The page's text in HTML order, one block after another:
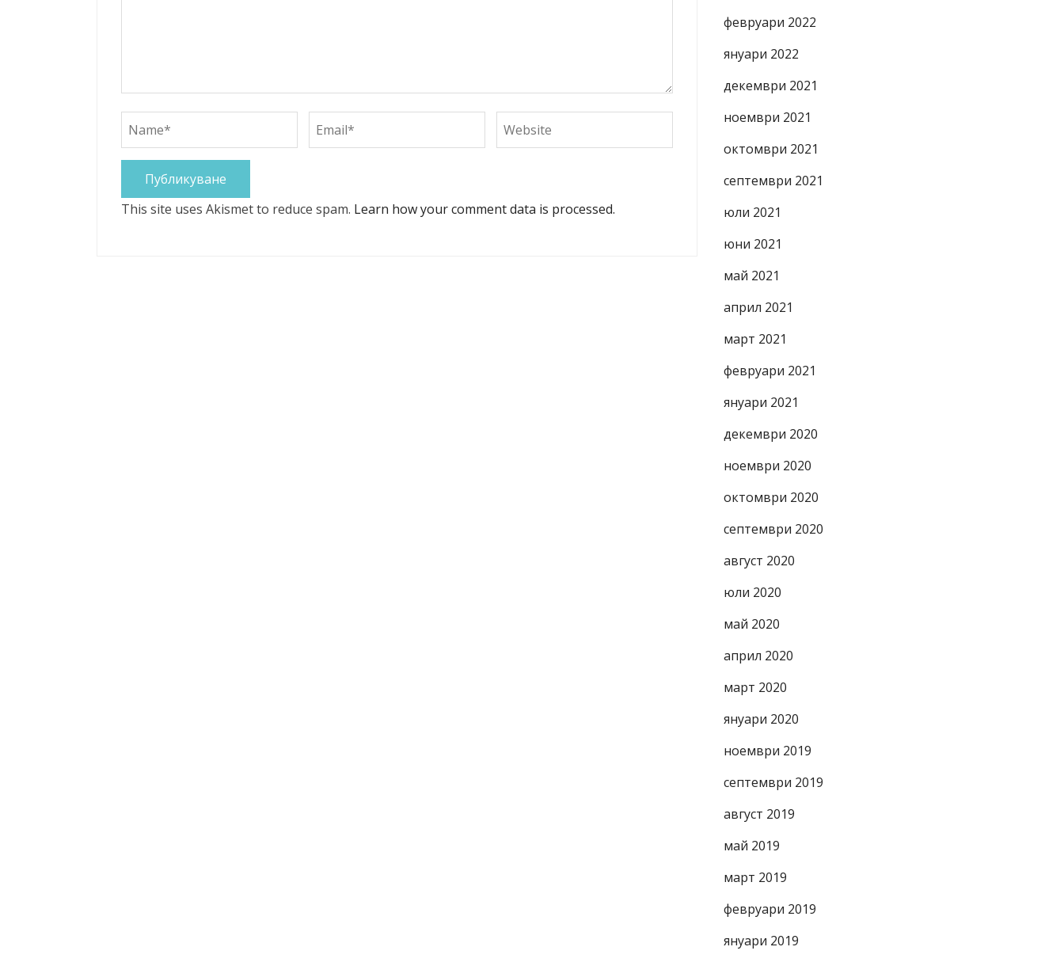
This site uses Akismet to reduce spam. Learn how your comment data is processed.
февруари 2022
януари 2022
декември 2021
ноември 2021
октомври 2021
септември 2021
юли 2021
юни 2021
май 2021
април 2021
март 2021
февруари 2021
януари 2021
декември 2020
ноември 2020
октомври 2020
септември 2020
август 2020
юли 2020
май 2020
април 2020
март 2020
януари 2020
ноември 2019
септември 2019
август 2019
май 2019
март 2019
февруари 2019
януари 2019